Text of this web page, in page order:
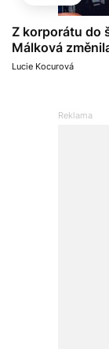
Z korporátu do
Málková
Lucie Kocurová